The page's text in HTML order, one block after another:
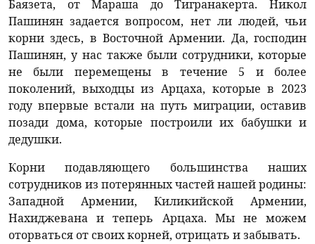
Баязета, от Мараша до Тигранакерта. Никол
Пашинян задается вопросом, нет ли людей, чьи
корни здесь, в Восточной Армении. Да, господин
Пашинян, у нас также были сотрудники, которые
не были перемещены в течение 5 и более
поколений, выходцы из Арцаха, которые в 2023
году впервые встали на путь миграции, оставив
позади дома, которые построили их бабушки и
дедушки.
Корни подавляющего большинства наших
сотрудников из потерянных частей нашей родины:
Западной Армении, Киликийской Армении,
Нахиджевана и теперь Арцаха. Мы не можем
оторваться от своих корней, отрицать и забывать.